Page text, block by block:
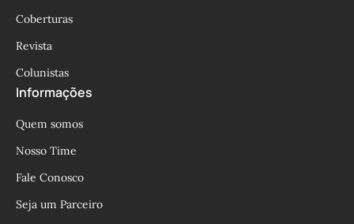
Coberturas
Revista
Colunistas
Informações
Quem somos
Nosso Time
Fale Conosco
Seja um Parceiro